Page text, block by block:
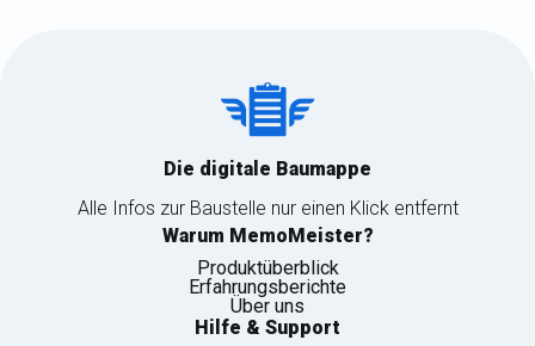
Die digitale Baumappe
Alle Infos zur Baustelle nur einen Klick entfernt
Warum MemoMeister?
Produktüberblick
Erfahrungsberichte
Über uns
Hilfe & Support